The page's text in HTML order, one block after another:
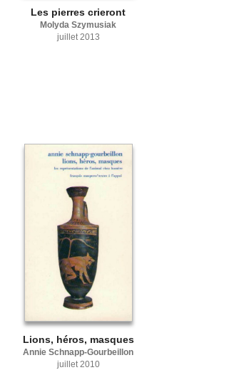
Les pierres crieront
Molyda Szymusiak
juillet 2013
Lions, héros, masques
Annie Schnapp-Gourbeillon
juillet 2010